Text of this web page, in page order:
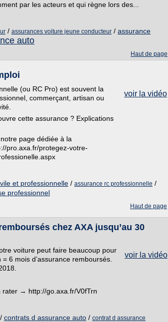
par les acteurs et qui règne lors des...
/ assurances voiture jeune conducteur / assurance
auto
Haut de page
voir la vidéo
(ou RC Pro) est souvent la
commerçant, artisan ou
cette assurance ? Explications
page dédiée à la
pro.axa.fr/protegez-votre-
et professionnelle / assurance rc professionnelle /
professionnel
Haut de page
chez AXA jusqu’au 30
voir la vidéo
voiture peut faire beaucoup pour
6 mois d’assurance remboursés.
rater → http://go.axa.fr/V0fTrn
/ contrats d assurance auto / contrat d assurance